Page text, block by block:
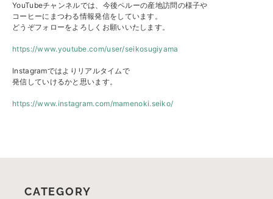
YouTubeチャンネルでは、今後ペルーの産地訪問の様子や
コーヒーにまつわる情報発信をしています。
どうぞフォローをよろしくお願いいたします。
https://www.youtube.com/user/seikosugiyama
Instagramではよりリアルタイムで
発信していけるかと思います。
https://www.instagram.com/mamenoki.seiko/
CATEGORY